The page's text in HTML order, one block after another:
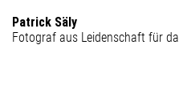
Patrick Säly
Fotograf aus Leidenschaft für